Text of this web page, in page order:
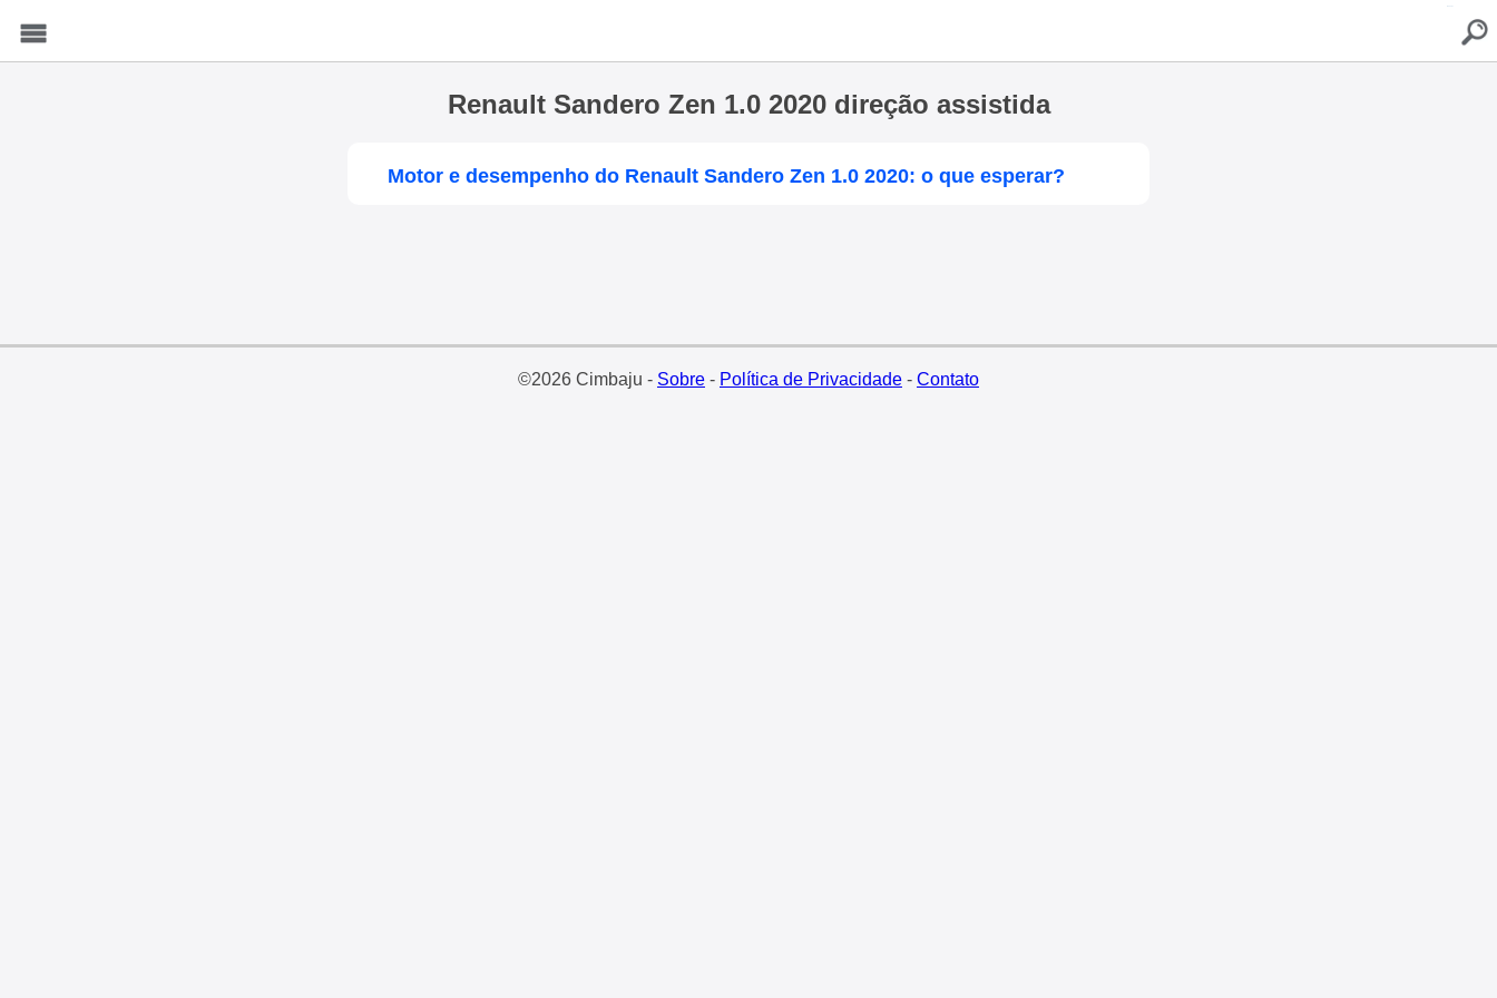
Renault Sandero Zen 1.0 2020 direção assistida
Motor e desempenho do Renault Sandero Zen 1.0 2020: o que esperar?
©2026 Cimbaju - Sobre- Política de Privacidade- Contato